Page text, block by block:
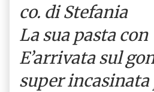
co. di Stefania
La sua pasta
E’arrivata sul
super incasinata